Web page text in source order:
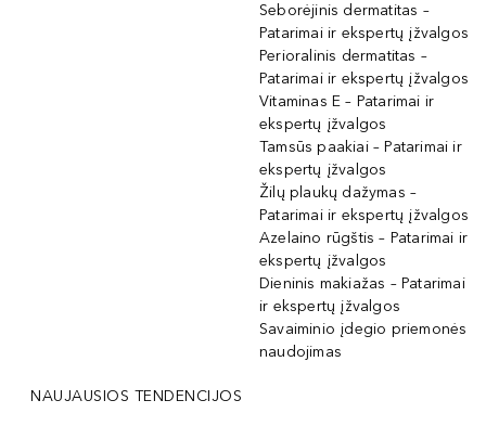
Seborėjinis dermatitas –
Patarimai ir ekspertų įžvalgos
Perioralinis dermatitas –
Patarimai ir ekspertų įžvalgos
Vitaminas E – Patarimai ir
ekspertų įžvalgos
Tamsūs paakiai – Patarimai ir
ekspertų įžvalgos
Žilų plaukų dažymas –
Patarimai ir ekspertų įžvalgos
Azelaino rūgštis – Patarimai ir
ekspertų įžvalgos
Dieninis makiažas – Patarimai
ir ekspertų įžvalgos
Savaiminio įdegio priemonės
naudojimas
NAUJAUSIOS TENDENCIJOS